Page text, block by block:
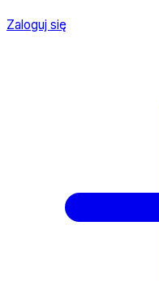
Zaloguj się